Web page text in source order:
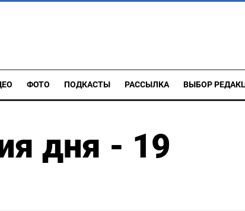
ФОТО ПОДКАСТЫ РАССЫЛКА ВЫБОР
дня - 19